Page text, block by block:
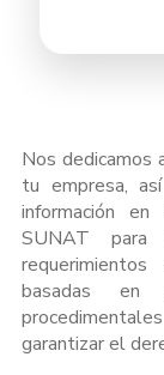
Nos dedicamos
tu empresa,
información
SUNAT para
basadas en
garantizar el